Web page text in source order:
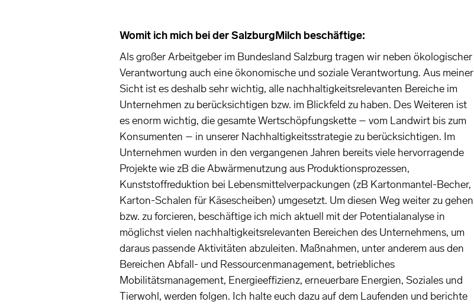
Womit ich mich bei der SalzburgMilch beschäftige:
Als großer Arbeitgeber im Bundesland Salzburg tragen wir neben ökologischer
Verantwortung auch eine ökonomische und soziale Verantwortung. Aus meiner
Sicht ist es deshalb sehr wichtig, alle nachhaltigkeitsrelevanten Bereiche im
Unternehmen zu berücksichtigen bzw. im Blickfeld zu haben. Des Weiteren ist
es enorm wichtig, die gesamte Wertschöpfungskette – vom Landwirt bis zum
Konsumenten – in unserer Nachhaltigkeitsstrategie zu berücksichtigen. Im
Unternehmen wurden in den vergangenen Jahren bereits viele hervorragende
Projekte wie zB die Abwärmenutzung aus Produktionsprozessen,
Kunststoffreduktion bei Lebensmittelverpackungen (zB Kartonmantel-Becher,
Karton-Schalen für Käsescheiben) umgesetzt. Um diesen Weg weiter zu gehen
bzw. zu forcieren, beschäftige ich mich aktuell mit der Potentialanalyse in
möglichst vielen nachhaltigkeitsrelevanten Bereichen des Unternehmens, um
daraus passende Aktivitäten abzuleiten. Maßnahmen, unter anderem aus den
Bereichen Abfall- und Ressourcenmanagement, betriebliches
Mobilitätsmanagement, Energieeffizienz, erneuerbare Energien, Soziales und
Tierwohl, werden folgen. Ich halte euch dazu auf dem Laufenden und berichte